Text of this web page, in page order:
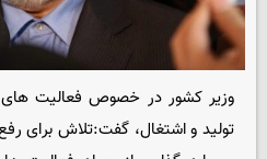
وزیر کشور در خصوص فعالیت های
تولید و اشتغال، گفت:تلاش برای